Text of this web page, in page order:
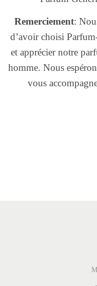
Remerciement:
d’avoir choisi
et apprécier notre
homme. Nous
vous